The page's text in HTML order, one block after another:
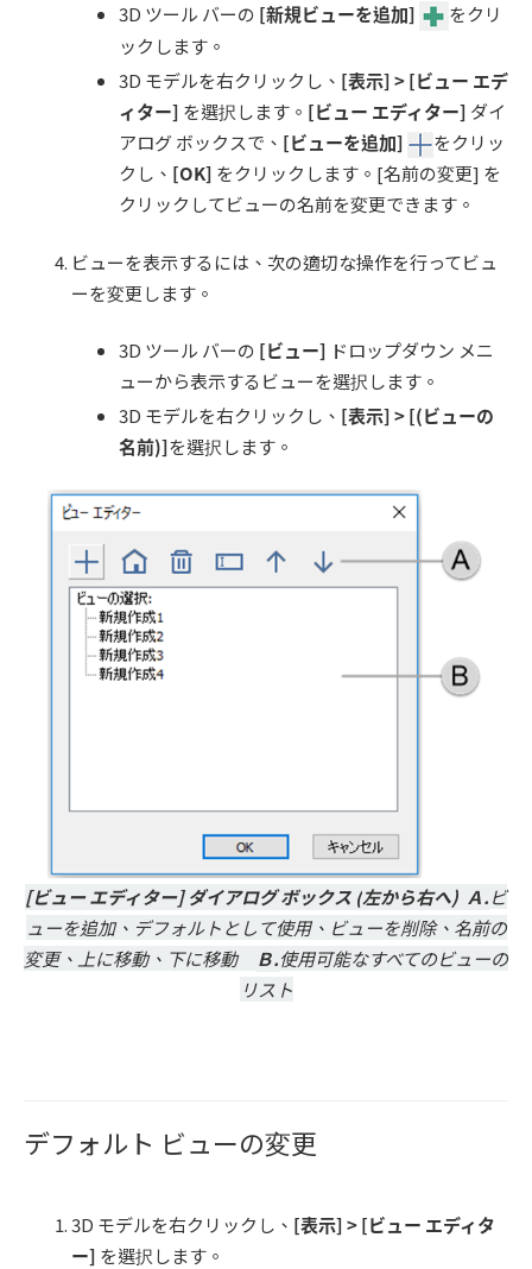
3D ツール バーの [新規ビューを追加]
をクリ
ックします。
3D モデルを右クリックし、 [表示] > [ビュー エデ
ィター] を選択します。 [ビュー エディター] ダイ
アログ ボックスで、 [ビューを追加]
をクリッ
クし、 [OK] をクリックします。[名前の変更] を
クリックしてビューの名前を変更できます。
ビューを表示するには、次の適切な操作を行ってビュ
ーを変更します。
3D ツール バーの [ビュー] ドロップダウン メニ
ューから表示するビューを選択します。
3D モデルを右クリックし、 [表示] > [(ビューの
名前)]を選択します。
[ビュー エディター]ダイアログ ボックス (左から右へ) Ａ.ビ
ューを追加、デフォルトとして使用、ビューを削除、名前の
変更、上に移動、下に移動
Ｂ.使用可能なすべてのビューの
リスト
デフォルト ビューの変更
3D モデルを右クリックし、 [表示] > [ビュー エディタ
ー] を選択します。